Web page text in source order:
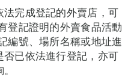
完成登記的外賣店，可
登記證明的外賣食品活動
編號、場所名稱或地址進
已依法進行登記，亦可